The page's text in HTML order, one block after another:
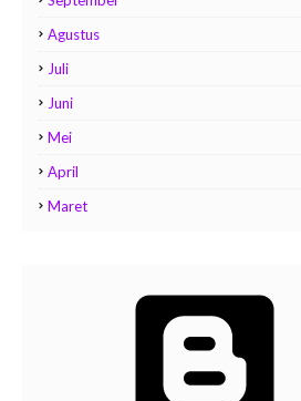
Agustus
Juli
Juni
Mei
April
Maret